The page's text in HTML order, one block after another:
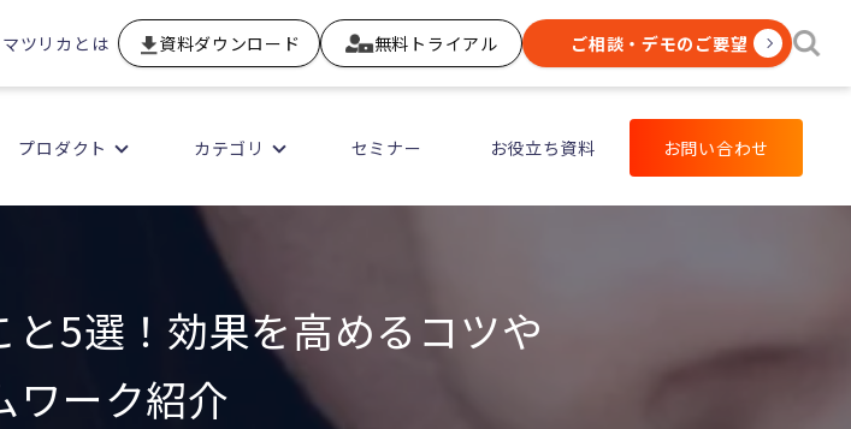
マツリカとは 資料ダウンロード 無料トライアル ご相談・デモのご要望
プロダクト カテゴリ セミナー お役立ち資料 お問い合わせ
5選！効果を高めるコツや
ワーク紹介